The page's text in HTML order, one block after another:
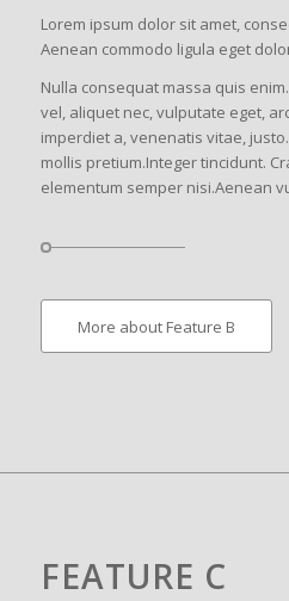
Lorem ipsum dolor sit amet,
Aenean commodo ligula eget
Nulla consequat massa quis
vel, aliquet nec, vulputate eget,
imperdiet a, venenatis vitae,
mollis pretium.Integer tincidunt.
elementum semper nisi.Aenean
More about Feature B
FEATURE C